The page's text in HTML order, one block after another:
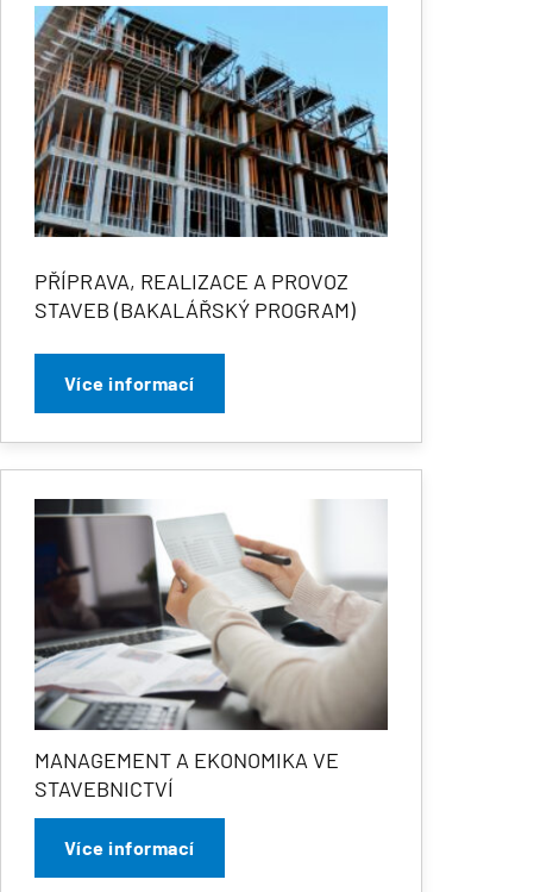
PŘÍPRAVA, REALIZACE A PROVOZ
STAVEB (BAKALÁŘSKÝ PROGRAM)
Více informací
MANAGEMENT A EKONOMIKA VE
STAVEBNICTVÍ
Více informací